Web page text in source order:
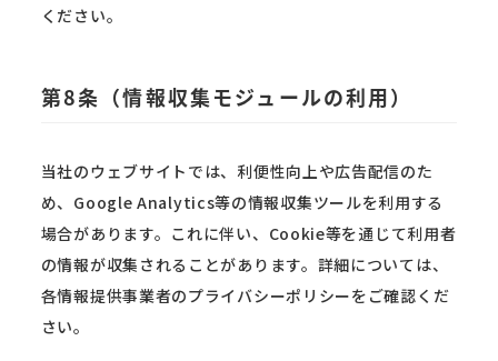
ください。
第8条（情報収集モジュールの利用）
当社のウェブサイトでは、利便性向上や広告配信のた
め、Google Analytics等の情報収集ツールを利用する
場合があります。これに伴い、Cookie等を通じて利用者
の情報が収集されることがあります。詳細については、
各情報提供事業者のプライバシーポリシーをご確認くだ
さい。